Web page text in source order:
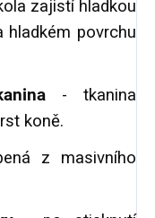
zajistí hladkou
hladkém povrchu
- tkanina
koně.
z masivního